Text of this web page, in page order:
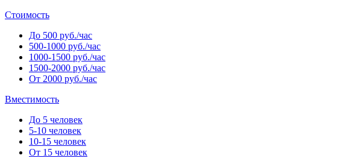
Стоимость
До 500 руб./час
500-1000 руб./час
1000-1500 руб./час
1500-2000 руб./час
От 2000 руб./час
Вместимость
До 5 человек
5-10 человек
10-15 человек
От 15 человек